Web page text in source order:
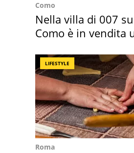
Como
Nella villa di 007
Como è in vendita
LIFESTYLE
Roma